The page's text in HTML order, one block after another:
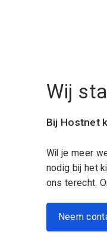
Wij
Bij Hostnet
Wil je meer
nodig bij het
ons terecht.
Neem